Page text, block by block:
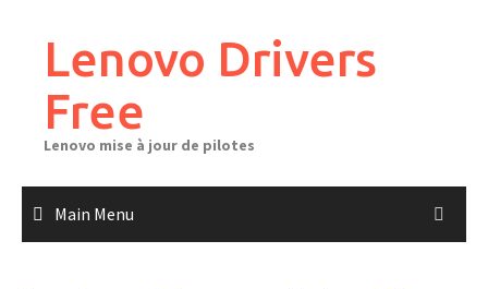
contentLenovo Drivers
Free
Lenovo mise à jour de pilotes
Main Menu